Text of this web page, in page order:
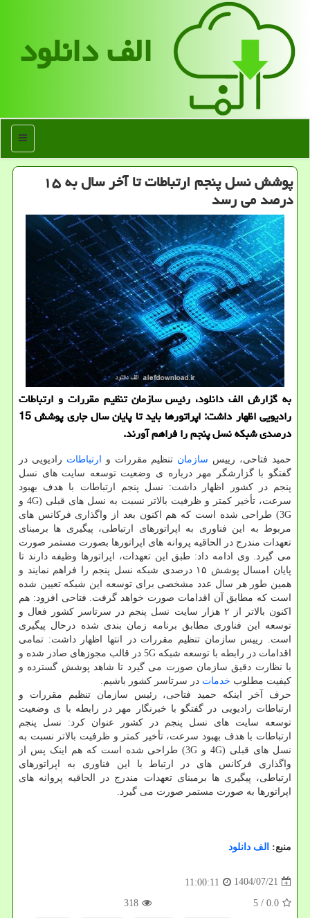
الف دانلود
منو
پوشش نسل پنجم ارتباطات تا آخر سال به ۱۵
درصد می رسد
به گزارش الف دانلود، رئیس سازمان تنظیم مقررات و ارتباطات
رادیویی اظهار داشت: اپراتورها باید تا پایان سال جاری پوشش 15
درصدی شبکه نسل پنجم را فراهم آورند.
حمید فتاحی، رییس سازمان تنظیم مقررات و ارتباطات رادیویی در
گفتگو با گزارشگر مهر درباره ی وضعیت توسعه سایت های نسل
پنجم در کشور اظهار داشت: نسل پنجم ارتباطات با هدف بهبود
سرعت، تأخیر کمتر و ظرفیت بالاتر نسبت به نسل های قبلی (4G و
3G) طراحی شده است که هم اکنون بعد از واگذاری فرکانس های
مربوط به این فناوری به اپراتورهای ارتباطی، پیگیری ها برمبنای
تعهدات مندرج در الحاقیه پروانه های اپراتورها بصورت مستمر صورت
می گیرد. وی ادامه داد: طبق این تعهدات، اپراتورها وظیفه دارند تا
پایان امسال پوشش ۱۵ درصدی شبکه نسل پنجم را فراهم نمایند و
همین طور هر سال عدد مشخصی برای توسعه این شبکه تعیین شده
است که مطابق آن اقدامات صورت خواهد گرفت. فتاحی افزود: هم
اکنون بالاتر از ۲ هزار سایت نسل پنجم در سرتاسر کشور فعال و
توسعه این فناوری مطابق برنامه زمان بندی شده درحال پیگیری
است. رییس سازمان تنظیم مقررات در انتها اظهار داشت: تمامی
اقدامات در رابطه با توسعه شبکه 5G در قالب مجوزهای صادر شده و
با نظارت دقیق سازمان صورت می گیرد تا شاهد پوشش گسترده و
کیفیت مطلوب خدمات در سرتاسر کشور باشیم.
حرف آخر اینکه حمید فتاحی، رئیس سازمان تنظیم مقررات و
ارتباطات رادیویی در گفتگو با خبرنگار مهر در رابطه با ی وضعیت
توسعه سایت های نسل پنجم در کشور عنوان کرد: نسل پنجم
ارتباطات با هدف بهبود سرعت، تأخیر کمتر و ظرفیت بالاتر نسبت به
نسل های قبلی (4G و 3G) طراحی شده است که هم اینک پس از
واگذاری فرکانس های در ارتباط با این فناوری به اپراتورهای
ارتباطی، پیگیری ها برمبنای تعهدات مندرج در الحاقیه پروانه های
اپراتورها به صورت مستمر صورت می گیرد.
منبع: الف دانلود
1404/07/21
11:00:11
0.0
/ 5
318